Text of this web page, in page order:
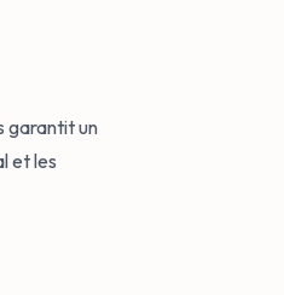
garantit un
et les